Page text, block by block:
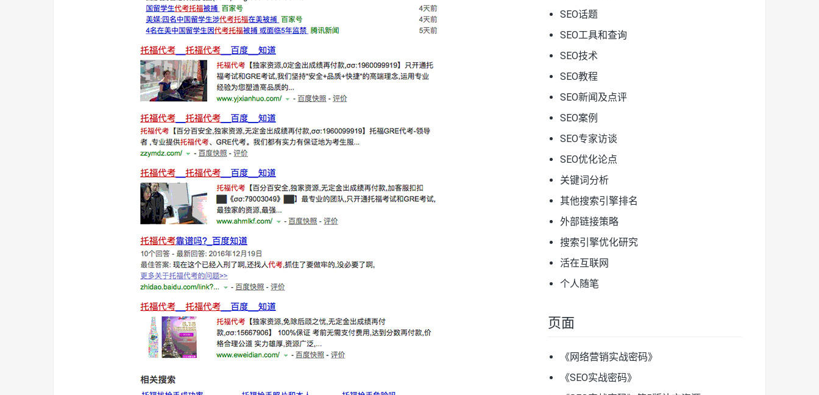
SEO话题
SEO工具和查询
SEO技术
SEO教程
SEO新闻及点评
SEO案例
SEO专家访谈
SEO优化论点
关键词分析
其他搜索引擎排名
外部链接策略
搜索引擎优化研究
活在互联网
个人随笔
页面
《网络营销实战密码》
《SEO实战密码》